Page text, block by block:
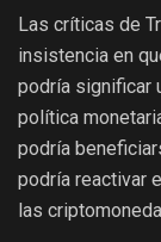
Las críticas de
insistencia en
podría significar
política
podría
podría reactivar
las